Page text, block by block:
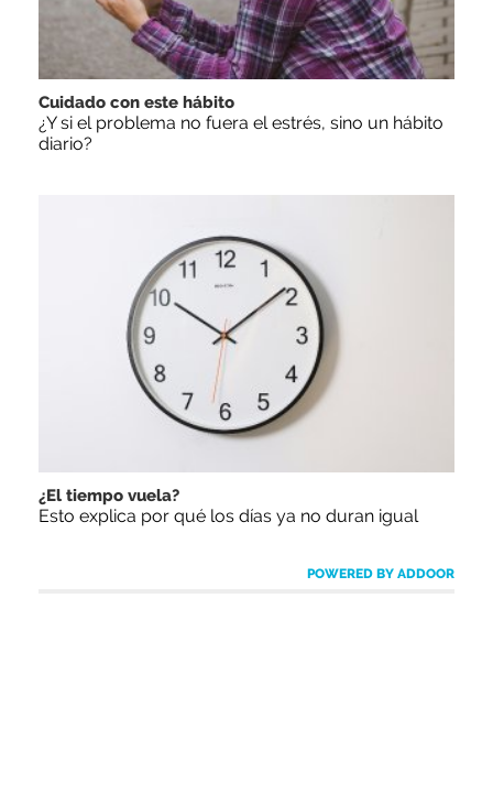
Cuidado con este hábito
¿Y si el problema no fuera el estrés, sino un hábito
diario?
¿El tiempo vuela?
Esto explica por qué los días ya no duran igual
POWERED BY ADDOOR